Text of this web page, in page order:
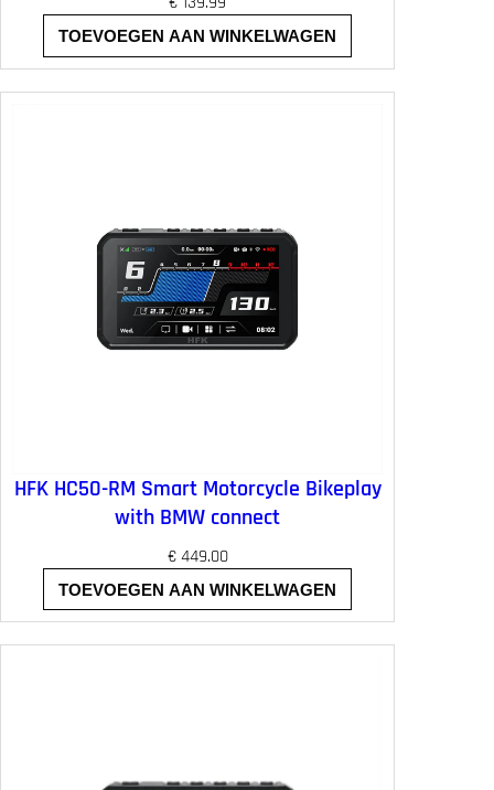
TOEVOEGEN AAN WINKELWAGEN
HFK HC50-RM Smart Motorcycle Bikeplay
with BMW connect
€449.00
TOEVOEGEN AAN WINKELWAGEN